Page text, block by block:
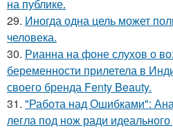
на публике.
29. Иногда одна цель может
человека.
30. Рианна на фоне слухов о
беременности прилетела в
своего бренда Fenty Beauty.
31. "Работа над Ошибками":
легла под нож ради идеального